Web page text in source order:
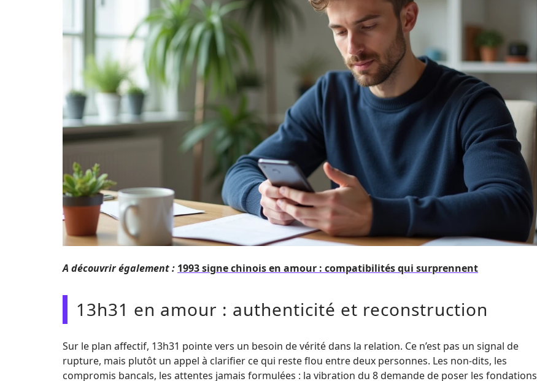
A découvrir également : 1993 signe chinois en amour : compatibilités qui surprennent
13h31 en amour : authenticité et reconstruction
Sur le plan affectif, 13h31 pointe vers un besoin de vérité dans la relation. Ce n’est pas un signal de
rupture, mais plutôt un appel à clarifier ce qui reste flou entre deux personnes. Les non-dits, les
compromis bancals, les attentes jamais formulées : la vibration du 8 demande de poser les fondations